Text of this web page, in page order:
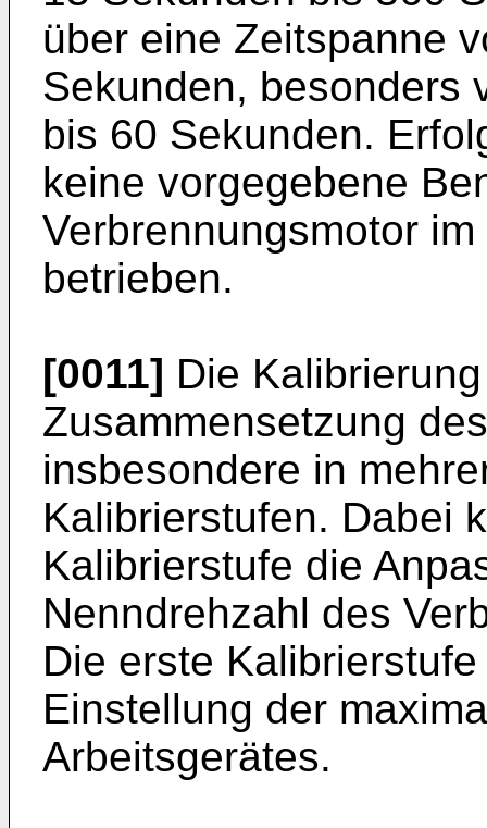
über eine Zeitspanne
Sekunden, besonders
bis 60 Sekunden.
keine vorgegebene
Verbrennungsmotor
betrieben.
[0011] Die
Zusammensetzung
insbesondere in
Kalibrierstufen. Dabei
Kalibrierstufe die
Nenndrehzahl des
Die erste
Einstellung der
Arbeitsgerätes.